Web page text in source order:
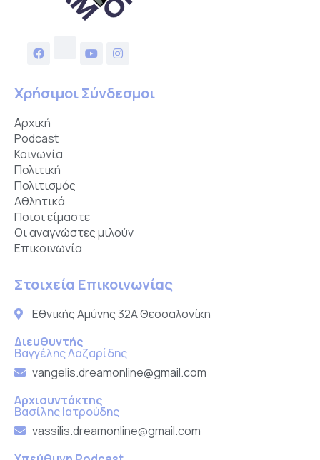
Χρήσιμοι Σύνδεσμοι
Αρχική
Podcast
Κοινωνία
Πολιτική
Πολιτισμός
Αθλητικά
Ποιοι είμαστε
Οι αναγνώστες μιλούν
Επικοινωνία
Στοιχεία Επικοινωνίας
Εθνικής Αμύνης 32Α Θεσσαλονίκη
Διευθυντής
Βαγγέλης Λαζαρίδης
vangelis.dreamonline@gmail.com
Αρχισυντάκτης
Βασίλης Ιατρούδης
vassilis.dreamonline@gmail.com